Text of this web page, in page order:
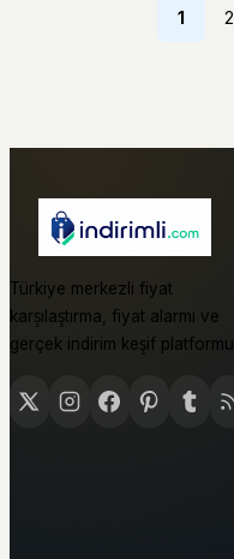
1 2
Türkiye merkezli fiyat
karşılaştırma, fiyat alarmı ve
gerçek indirim keşif platformu.